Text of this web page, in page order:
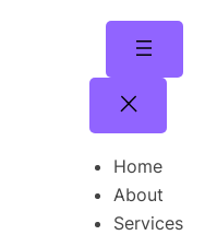
Home
About
Services